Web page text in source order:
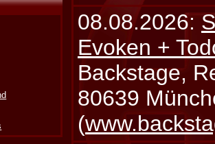
08.08.2026:
Evoken +
Backstage,
80639
(